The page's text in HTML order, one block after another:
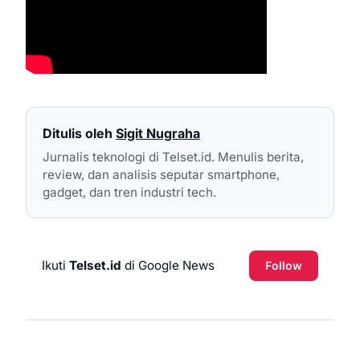
Ditulis oleh Sigit Nugraha
Jurnalis teknologi di Telset.id. Menulis berita,
review, dan analisis seputar smartphone,
gadget, dan tren industri tech.
Ikuti Telset.id di Google News Follow